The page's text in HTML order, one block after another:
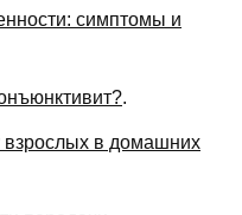
симптомы и
.
взрослых в домашних